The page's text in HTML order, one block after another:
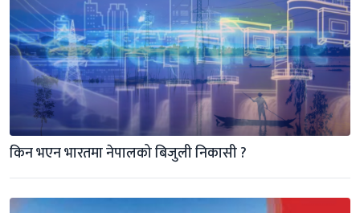
किन भएन भारतमा नेपालको बिजुली निकासी ?